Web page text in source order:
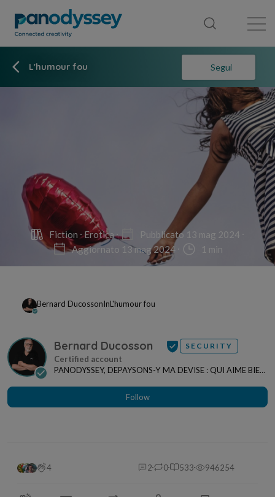
L'humour fou Segui
Fiction Erotica
Pubblicato 13 mag 2024
Aggiornato 13 mag 2024
1 min
Bernard DucossonInL'humour fou
Bernard Ducosson SECURITY
PANODYSSEY, DEPAYSONS-Y MA DEVISE : QUI AIME BIEN,
Follow
4 2 0 533 946254